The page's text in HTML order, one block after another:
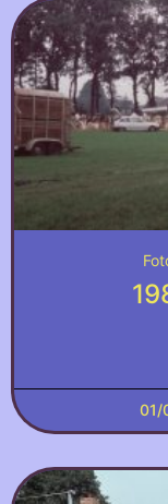
01/